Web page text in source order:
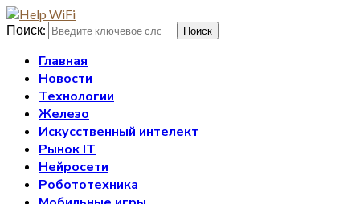
Поиск: Поиск
Главная
Новости
Технологии
Железо
Искусственный интелект
Рынок IT
Нейросети
Робототехника